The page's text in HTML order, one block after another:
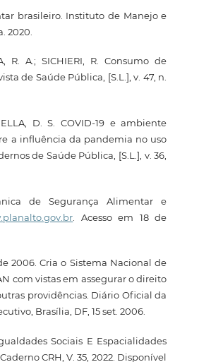
brasileiro. Instituto de Manejo e
2020.
R. A.; SICHIERI, R. Consumo de
de Saúde Pública, [S.L.], v. 47, n.
D. S. COVID-19 e ambiente
a influência da pandemia no uso
de Saúde Pública, [S.L.], v. 36,
de Segurança Alimentar e
. Acesso em 18 de
2006. Cria o Sistema Nacional de
com vistas em assegurar o direito
providências. Diário Oficial da
Brasília, DF, 15 set. 2006.
Sociais E Espacialidades
CRH, V. 35, 2022. Disponível